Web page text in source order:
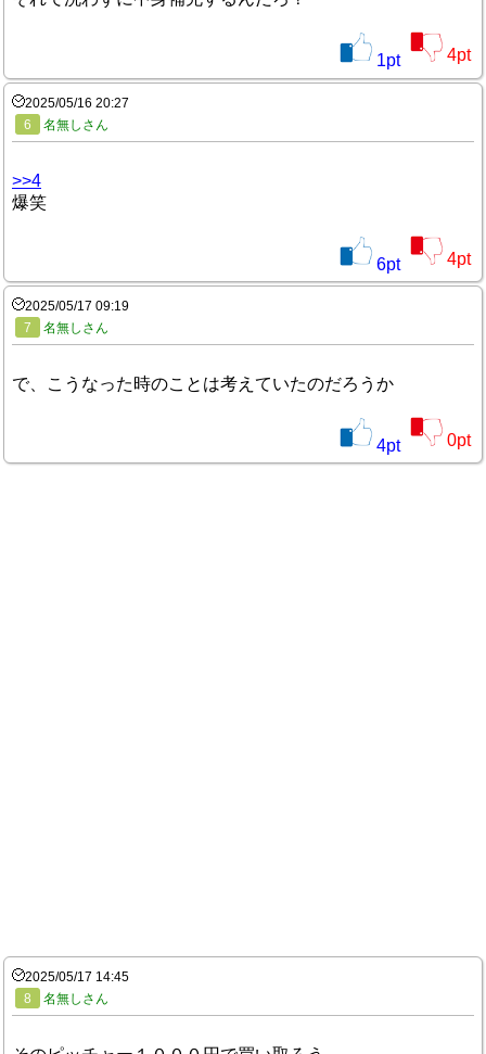
1pt 4pt
2025/05/16 20:27
6
名無しさん
>>4
爆笑
6pt 4pt
2025/05/17 09:19
7
名無しさん
で、こうなった時のことは考えていたのだろうか
4pt 0pt
2025/05/17 14:45
8
名無しさん